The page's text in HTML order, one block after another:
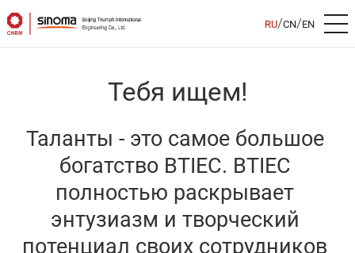
RU/CN/EN
Тебя ищем!
Таланты - это самое большое
богатство BTIEC. BTIEC
полностью раскрывает
энтузиазм и творческий
потенциал своих сотрудников